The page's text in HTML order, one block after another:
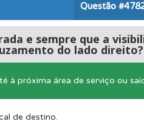
aos testes mais
que errou e não
perfil.
Questão
e sempre que a
do lado direito?
à próxima área de serviço ou
de destino.